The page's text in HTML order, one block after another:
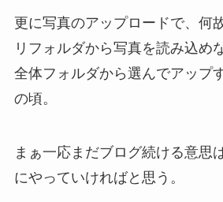
更に写真のアップロードで、何
リフォルダから写真を読み込め
全体フォルダから選んでアップ
の頃。
まぁ一応まだブログ続ける意思
にやっていければと思う。